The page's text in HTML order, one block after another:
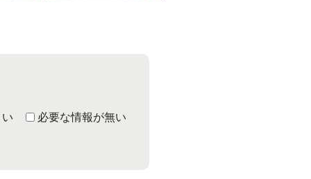
必要な情報が無い